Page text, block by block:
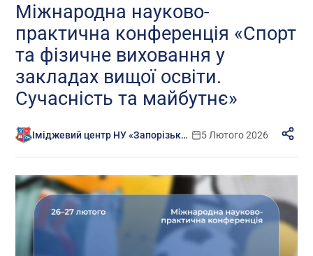
Міжнародна науково-
практична конференція «Спорт
та фізичне виховання у
закладах вищої освіти.
Сучасність та майбутнє»
Іміджевий центр НУ «Запорізька політехніка» 5 Лютого 2026